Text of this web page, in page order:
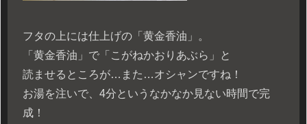
フタの上には仕上げの「黄金香油」。
「黄金香油」で「こがねかおりあぶら」と
読ませるところが…また…オシャンですね！
お湯を注いで、4分というなかなか見ない時間で完
成！